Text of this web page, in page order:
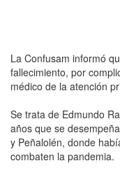
La Confusam informó
fallecimiento, por
médico de la atención
Se trata de Edmundo
años que se
y Peñalolén, donde
combaten la pandemia.